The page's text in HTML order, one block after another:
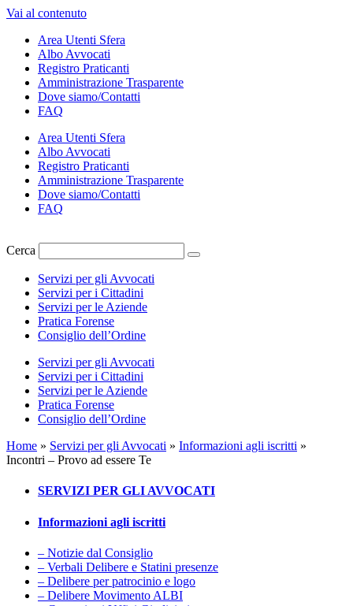
Vai al contenuto
Area Utenti Sfera
Albo Avvocati
Registro Praticanti
Amministrazione Trasparente
Dove siamo/Contatti
FAQ
Area Utenti Sfera
Albo Avvocati
Registro Praticanti
Amministrazione Trasparente
Dove siamo/Contatti
FAQ
Cerca
Servizi per gli Avvocati
Servizi per i Cittadini
Servizi per le Aziende
Pratica Forense
Consiglio dell’Ordine
Servizi per gli Avvocati
Servizi per i Cittadini
Servizi per le Aziende
Pratica Forense
Consiglio dell’Ordine
Home » Servizi per gli Avvocati » Informazioni agli iscritti »
Incontri – Provo ad essere Te
SERVIZI PER GLI AVVOCATI
Informazioni agli iscritti
– Notizie dal Consiglio
– Verbali Delibere e Statini presenze
– Delibere per patrocinio e logo
– Delibere Movimento ALBI